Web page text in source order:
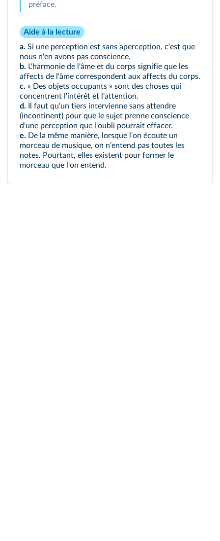
préface.
Aide à la lecture
a. Si une perception est sans aperception, c'est que
nous n'en avons pas conscience.
b. L'harmonie de l'âme et du corps signifie que les
affects de l'âme correspondent aux affects du corps.
c. « Des objets occupants » sont des choses qui
concentrent l'intérêt et l'attention.
d. Il faut qu'un tiers intervienne sans attendre
(incontinent) pour que le sujet prenne conscience
d'une perception que l'oubli pourrait effacer.
e. De la même manière, lorsque l'on écoute un
morceau de musique, on n'entend pas toutes les
notes. Pourtant, elles existent pour former le
morceau que l'on entend.